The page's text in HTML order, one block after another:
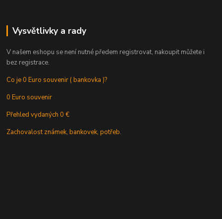
Vysvětlivky a rady
V našem eshopu se není nutné předem registrovat, nakoupit můžete i
bez registrace.
Co je 0 Euro souvenir ( bankovka )?
0 Euro souvenir
Přehled vydaných 0 €
Zachovalost známek, bankovek, potřeb.